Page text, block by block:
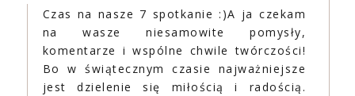
Czas na nasze 7 spotkanie :)A ja czekam
na wasze niesamowite pomysły,
komentarze i wspólne chwile twórczości!
Bo w świątecznym czasie najważniejsze
jest dzielenie się miłością i radością.